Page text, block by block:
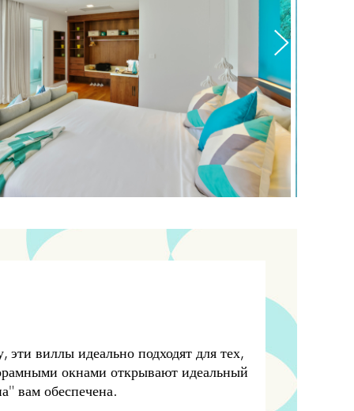
виллы идеально подходят для тех,
окнами открывают идеальный
вам обеспечена.